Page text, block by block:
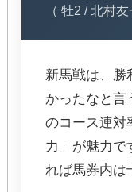
（ 牡2 / 北村
新馬戦は、勝
かったなと言
のコース連対
力」が魅力で
れば馬券内は